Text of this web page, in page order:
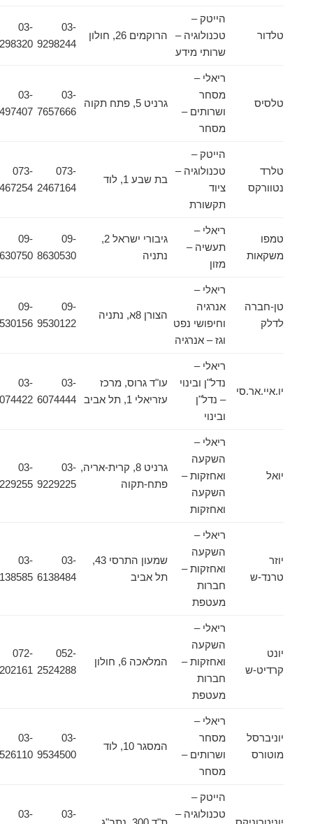
טלדור
הייטק –
טכנולוגיה –
שרותי מידע
הרוקמים 26, חולון
9298244
9298320
טלסיס
ריאלי –
מסחר
ושרותים –
מסחר
גרניט 5, פתח תקוה
7657666
6497407
טלרד
נטוורקס
הייטק –
טכנולוגיה –
תקשורת
בת שבע 1, לוד
073-
2467164
073-
2467254
טמפו
משקאות
ריאלי –
תעשיה –
גיבורי ישראל 2,
נתניה
8630530
8630750
טן-חברה
לדלק
ריאלי –
אנרגיה
וחיפושי נפט
וגז – אנרגיה
הצורן 8א, נתניה
9530122
9530156
יו.איי.אר.סי
ריאלי –
נדל"ן ובינוי
– נדל"ן
ובינוי
עו"ד גרוס, מרכז
עזריאלי 1, תל אביב
6074444
6074422
ריאלי –
השקעה
ואחזקות –
השקעה
ואחזקות
גרניט 8, קרית-אריה,
פתח-תקוה
03-
9229225
9229255
טרנד-ש
ריאלי –
השקעה
ואחזקות –
חברות
מעטפת
שמעון התרסי 43,
תל אביב
03-
6138484
6138585
קרדיט-ש
ריאלי –
השקעה
ואחזקות –
חברות
מעטפת
המלאכה 6, חולון
052-
2524288
072-
2202161
יוניברסל
מוטורס
ריאלי –
מסחר
ושרותים –
מסחר
המסגר 10, לוד
9534500
9526110
הייטק –
טכנולוגיה –